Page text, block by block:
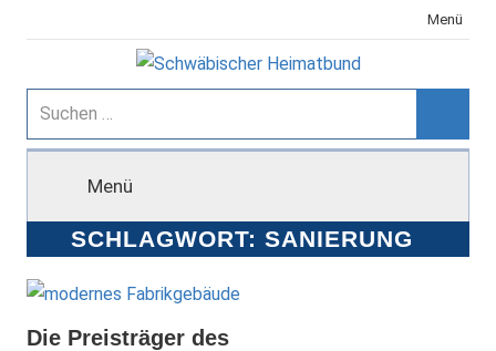
Inhalt
Menü
Schwäbischer
Heimatbund
Suchen
nach:
Menü
SCHLAGWORT: SANIERUNG
Die Preisträger des